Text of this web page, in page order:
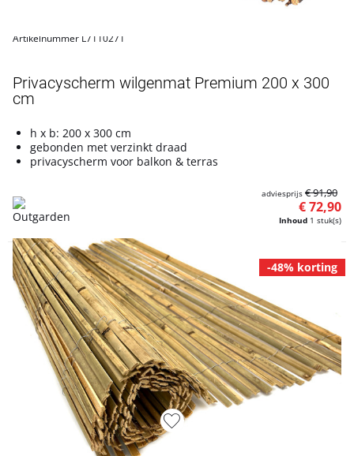
Artikelnummer L7110271
Privacyscherm wilgenmat Premium 200 x 300
cm
h x b: 200 x 300 cm
gebonden met verzinkt draad
privacyscherm voor balkon & terras
Inhoud 1 stuk(s)
€ 72,90
adviesprijs € 91,90
-48% korting